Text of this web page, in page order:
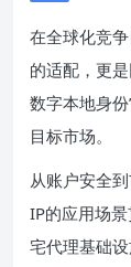
在全球化竞
的适配，更
数字本地身
目标市场。
从账户安全
IP的应用场
宅代理基础